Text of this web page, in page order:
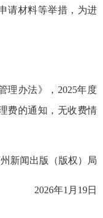
请材料等举措，为进
理办法》，2025年度
费的通知，无收费情
新闻出版（版权）局
2026年1月19日